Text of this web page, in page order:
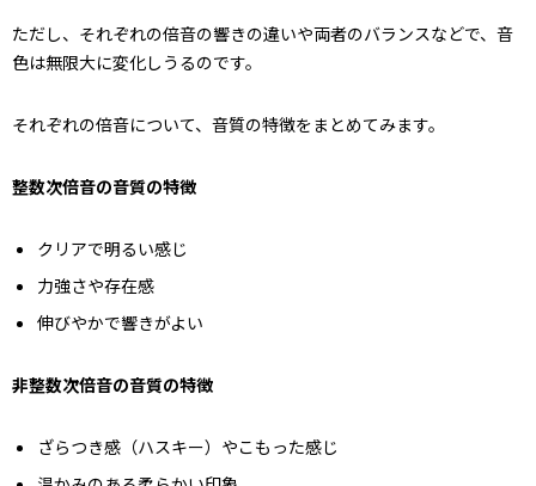
ただし、それぞれの倍音の響きの違いや両者のバランスなどで、音
色は無限大に変化しうるのです。
それぞれの倍音について、音質の特徴をまとめてみます。
整数次倍音の音質の特徴
クリアで明るい感じ
力強さや存在感
伸びやかで響きがよい
非整数次倍音の音質の特徴
ざらつき感（ハスキー）やこもった感じ